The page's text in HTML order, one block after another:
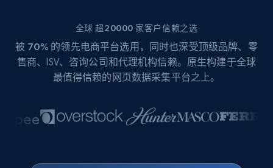
全球 超20000 家客户信赖之选
被 70% 的领先电商平台选用，同时也深受顶级品牌、零
售商、ISV、咨询公司和代理机构信赖。原生构建于全球
最值得信赖的网页数据采集平台之上。